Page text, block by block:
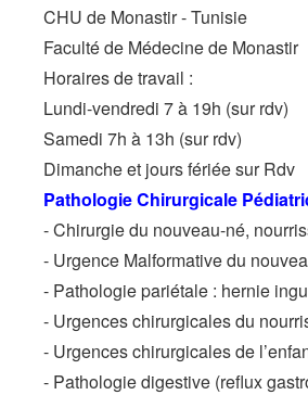
CHU de Monastir - Tunisie
Faculté de Médecine de Monastir
Horaires de travail :
Lundi-vendredi 7 à 19h (sur rdv)
Samedi 7h à 13h (sur rdv)
Dimanche et jours fériée sur Rdv
Pathologie Chirurgicale
- Chirurgie du nouveau-né,
- Urgence Malformative du
- Pathologie pariétale : hernie
- Urgences chirurgicales du
- Urgences chirurgicales de
- Pathologie digestive (reflux